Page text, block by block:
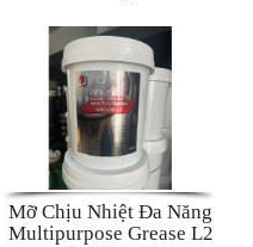
Mỡ Chịu Nhiệt Đa Năng
Multipurpose Grease L2